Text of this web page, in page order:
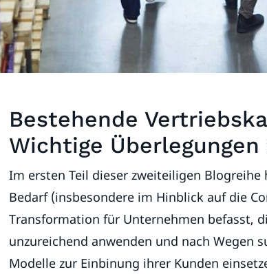
Bestehende
Wichtige
Im ersten Teil dieser zweiteiligen
Bedarf (insbesondere im Hinblick auf die
Transformation für Unternehmen befasst,
unzureichend anwenden und nach Wegen
Modelle zur Einbinung ihrer Kunden